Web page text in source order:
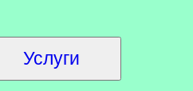
Услуги